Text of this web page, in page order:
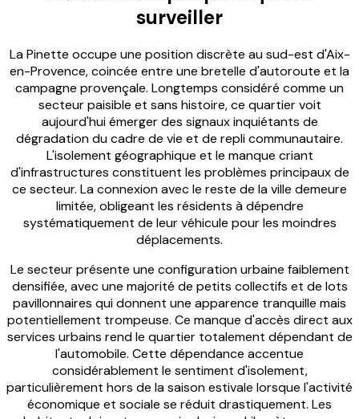
surveiller
La Pinette occupe une position discrète au sud-est d'Aix-
en-Provence, coincée entre une bretelle d'autoroute et la
campagne provençale. Longtemps considéré comme un
secteur paisible et sans histoire, ce quartier voit
aujourd'hui émerger des signaux inquiétants de
dégradation du cadre de vie et de repli communautaire.
L'isolement géographique et le manque criant
d'infrastructures constituent les problèmes principaux de
ce secteur. La connexion avec le reste de la ville demeure
limitée, obligeant les résidents à dépendre
systématiquement de leur véhicule pour les moindres
déplacements.
Le secteur présente une configuration urbaine faiblement
densifiée, avec une majorité de petits collectifs et de lots
pavillonnaires qui donnent une apparence tranquille mais
potentiellement trompeuse. Ce manque d'accès direct aux
services urbains rend le quartier totalement dépendant de
l'automobile. Cette dépendance accentue
considérablement le sentiment d'isolement,
particulièrement hors de la saison estivale lorsque l'activité
économique et sociale se réduit drastiquement. Les